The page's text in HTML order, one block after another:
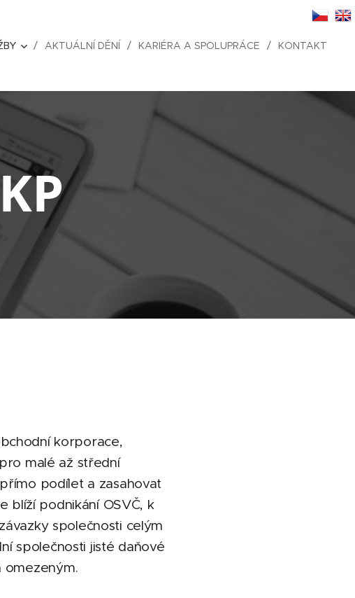
AKTUÁLNÍ DĚNÍ KARIÉRA A SPOLUPRÁCE KONTAKT
korporace,
malé až střední
podílet a zasahovat
blíží podnikání OSVČ, k
společnosti celým
společnosti jisté daňové
omezeným.